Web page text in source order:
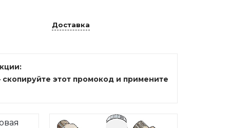
Доставка
скопируйте этот промокод и примените